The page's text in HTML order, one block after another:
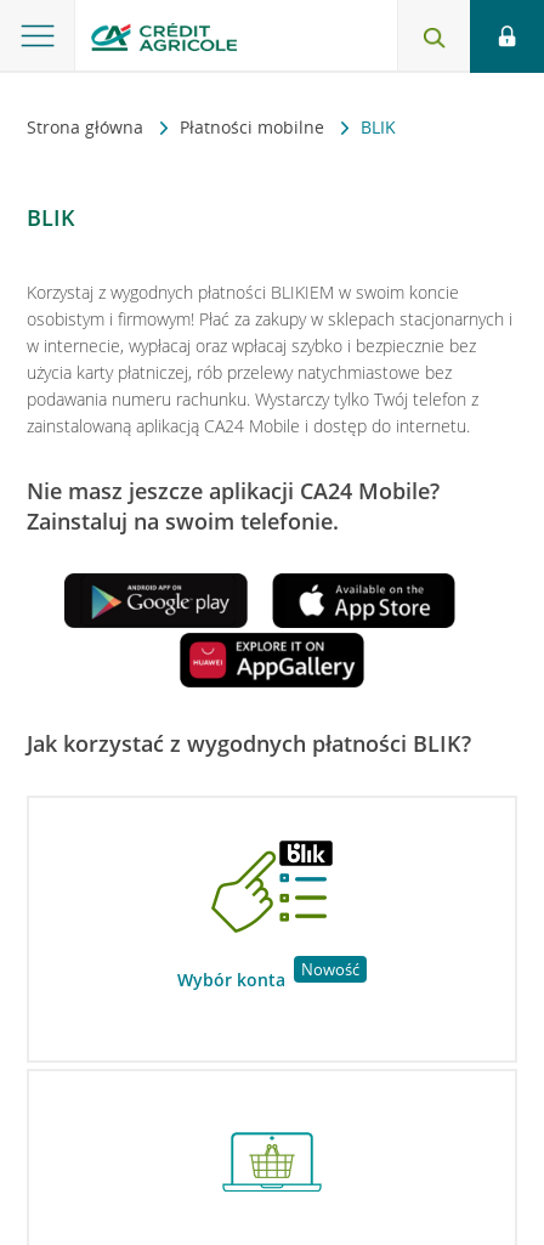
Strona główna Płatności mobilne BLIK
BLIK
Korzystaj z wygodnych płatności BLIKIEM w swoim koncie
osobistym i firmowym! Płać za zakupy w sklepach stacjonarnych i
w internecie, wypłacaj oraz wpłacaj szybko i bezpiecznie bez
użycia karty płatniczej, rób przelewy natychmiastowe bez
podawania numeru rachunku. Wystarczy tylko Twój telefon z
zainstalowaną aplikacją CA24 Mobile i dostęp do internetu.
Nie masz jeszcze aplikacji CA24 Mobile?
Zainstaluj na swoim telefonie.
Jak korzystać z wygodnych płatności BLIK?
Wybór konta Nowość